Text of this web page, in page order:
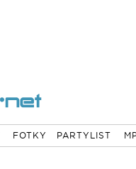
FOTKY PARTYLIST